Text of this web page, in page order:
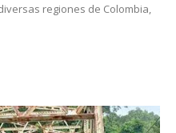
regiones de Colombia,